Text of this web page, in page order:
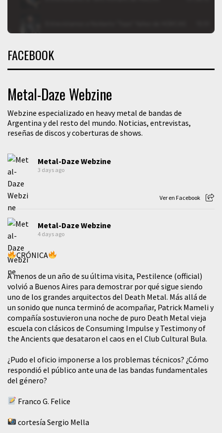
FACEBOOK
Metal-Daze Webzine
Webzine especializado en heavy metal de bandas de
Argentina y del resto del mundo. Noticias, entrevistas,
reseñas de discos y coberturas de shows.
Metal-Daze Webzine
3 days ago
Ver en Facebook
Metal-Daze Webzine
4 days ago
CRÓNICA
A menos de un año de su última visita, Pestilence (official)
volvió a Buenos Aires para demostrar por qué sigue siendo
uno de los grandes arquitectos del Death Metal. Más allá de
un sonido que nunca terminó de acompañar, Patrick Mameli y
compañía sostuvieron una noche de puro Death Metal vieja
escuela con clásicos de Consuming Impulse y Testimony of
the Ancients que desataron el caos en el Club Cultural Bula.
¿Pudo el oficio imponerse a los problemas técnicos? ¿Cómo
respondió el público ante una de las bandas fundamentales
del género?
Franco G. Felice
cortesía Sergio Mella